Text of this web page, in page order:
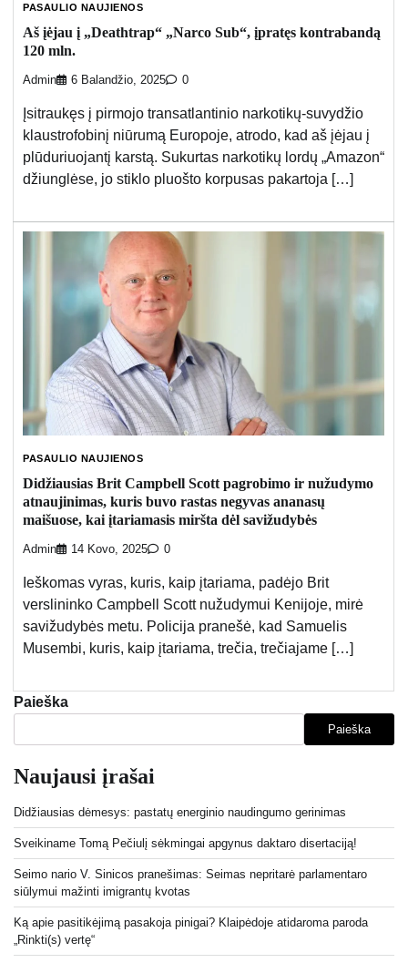
PASAULIO NAUJIENOS
Aš įėjau į „Deathtrap“ „Narco Sub“, įpratęs kontrabandą
120 mln.
Admin 6 Balandžio, 2025 0
Įsitraukęs į pirmojo transatlantinio narkotikų-suvydžio
klaustrofobinį niūrumą Europoje, atrodo, kad aš įėjau į
plūduriuojantį karstą. Sukurtas narkotikų lordų „Amazon“
džiunglėse, jo stiklo pluošto korpusas pakartoja […]
PASAULIO NAUJIENOS
Didžiausias Brit Campbell Scott pagrobimo ir nužudymo
atnaujinimas, kuris buvo rastas negyvas ananasų
maišuose, kai įtariamasis miršta dėl savižudybės
Admin 14 Kovo, 2025 0
Ieškomas vyras, kuris, kaip įtariama, padėjo Brit
verslininko Campbell Scott nužudymui Kenijoje, mirė
savižudybės metu. Policija pranešė, kad Samuelis
Musembi, kuris, kaip įtariama, trečia, trečiajame […]
Paieška
Paieška
Naujausi įrašai
Didžiausias dėmesys: pastatų energinio naudingumo gerinimas
Sveikiname Tomą Pečiulį sėkmingai apgynus daktaro disertaciją!
Seimo nario V. Sinicos pranešimas: Seimas nepritarė parlamentaro
siūlymui mažinti imigrantų kvotas
Ką apie pasitikėjimą pasakoja pinigai? Klaipėdoje atidaroma paroda
„Rinkti(s) vertę“